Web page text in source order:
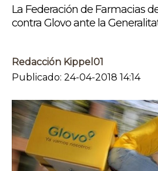
La Federación de Farmacias
contra Glovo ante la
Redacción Kippel01
Publicado: 24-04-2018 14:14